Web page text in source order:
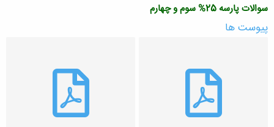
سوالات پارسه 25% سوم و چهارم
پیوست ها